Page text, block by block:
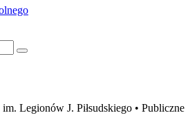
Legionów J. Piłsudskiego • Publiczne